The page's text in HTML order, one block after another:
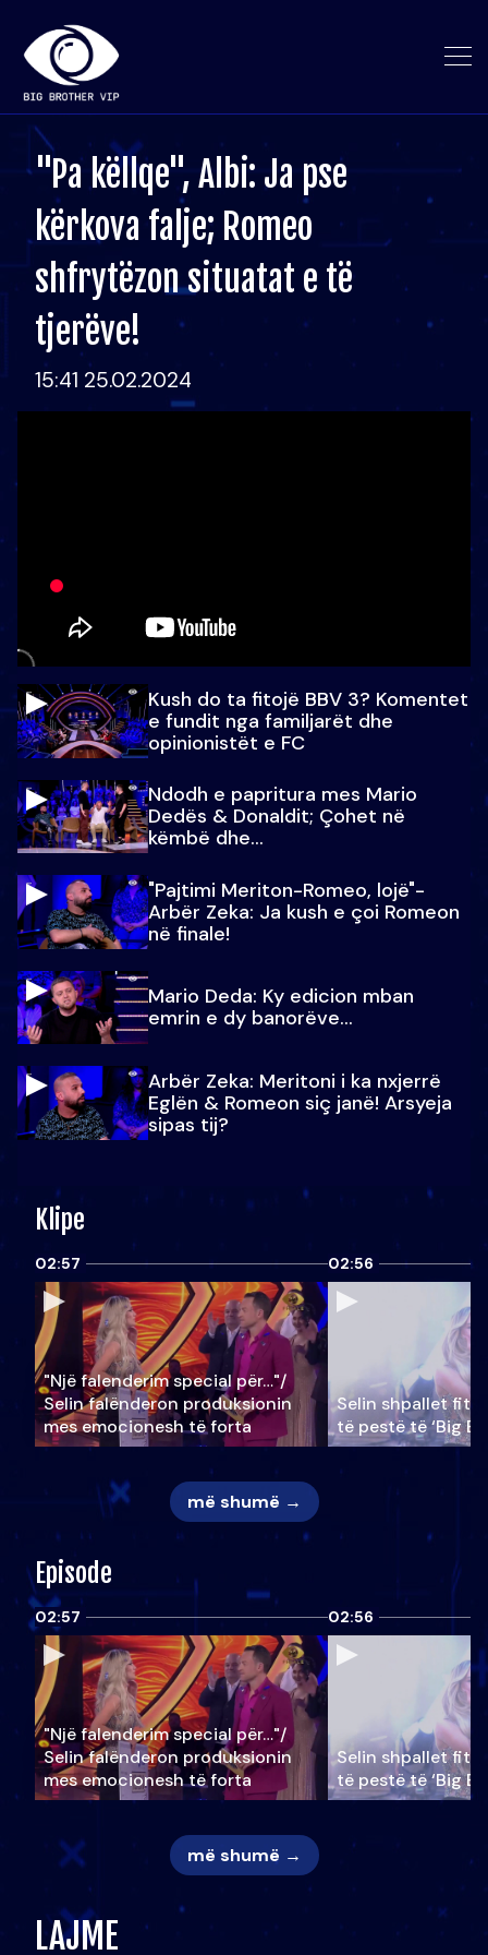
"Pa këllqe", Albi: Ja pse
kërkova falje; Romeo
shfrytëzon situatat e të
tjerëve!
15:41 25.02.2024
Kush do ta fitojë BBV 3? Komentet
e fundit nga familjarët dhe
opinionistët e FC
Ndodh e papritura mes Mario
Dedës & Donaldit; Çohet në
këmbë dhe...
"Pajtimi Meriton-Romeo, lojë"-
Arbër Zeka: Ja kush e çoi Romeon
në finale!
Mario Deda: Ky edicion mban
emrin e dy banorëve...
Arbër Zeka: Meritoni i ka nxjerrë
Eglën & Romeon siç janë! Arsyeja
sipas tij?
Klipe
02:57
"Një falenderim special për…"/
Selin falënderon produksionin
mes emocionesh të forta
02:56
Selin shpallet
të pestë të ‘Big
më shumë →
Episode
02:57
"Një falenderim special për…"/
Selin falënderon produksionin
mes emocionesh të forta
02:56
Selin shpallet
të pestë të ‘Big
më shumë →
LAJME